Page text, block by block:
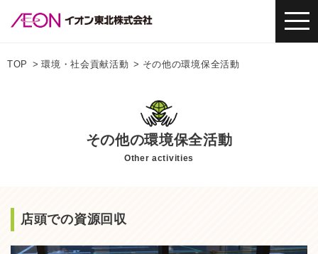
TOP 環境・社会貢献活動 その他の環境保全活動
その他の環境保全活動
Other activities
店頭での資源回収